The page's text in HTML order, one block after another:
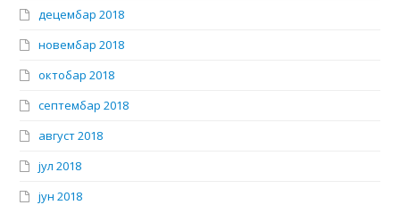
децембар 2018
новембар 2018
октобар 2018
септембар 2018
август 2018
јул 2018
јун 2018